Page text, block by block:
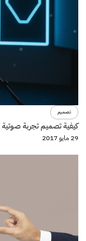
تصميم
كيفية تصميم تجربة صوتية voice experience الجزء الثالث
29 مايو 2017